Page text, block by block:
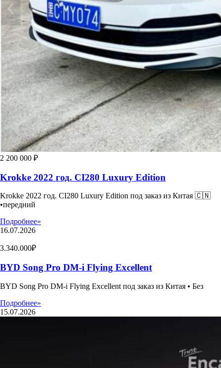
2 200 000 ₽
Krokke 2022 год. CI280 Luxury Edition
Krokke 2022 год. CI280 Luxury Edition под заказ из Китая 🇨🇳
•передний
Подробнее»
16.07.2026
3.340.000₽
BYD Song Pro DM-i Flying Excellent
BYD Song Pro DM-i Flying Excellent под заказ из Китая • Без
Подробнее»
15.07.2026